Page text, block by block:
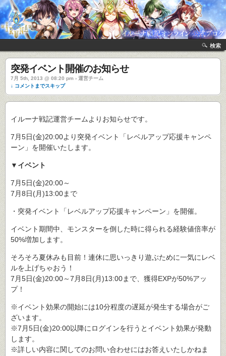
検索
突発イベント開催のお知らせ
7月 5th, 2013 @ 08:20 pm › 運営チーム
↓ コメントまでスキップ
イルーナ戦記運営チームよりお知らせです。
7月5日(金)20:00より突発イベント「レベルアップ応援キャンペ
ーン」を開催いたします。
▼イベント
7月5日(金)20:00～
7月8日(月)13:00まで
・突発イベント「レベルアップ応援キャンペーン」を開催。
イベント期間中、モンスターを倒した時に得られる経験値倍率が
50%増加します。
そろそろ夏休みも目前！連休に思いっきり遊ぶために一気にレベ
ルを上げちゃおう！
7月5日(金)20:00～7月8日(月)13:00まで、獲得EXPが50%アッ
プ！
※イベント効果の開始には10分程度の遅延が発生する場合がご
ざいます。
※7月5日(金)20:00以降にログインを行うとイベント効果が発動
します。
※詳しい内容に関してのお問い合わせにはお答えいたしかねま